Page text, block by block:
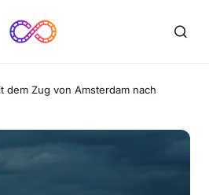
dem Zug von Amsterdam nach